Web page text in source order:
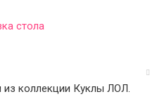
стола
из коллекции Куклы ЛОЛ.